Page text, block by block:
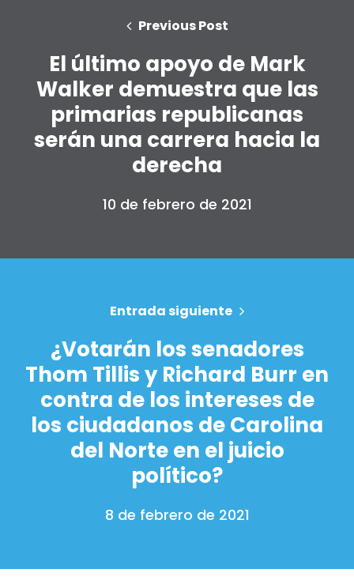
Inicio
Trabaja con nosotros
Pulse
Su fiesta
Acción
Vote
Donar
Previous Post
El último apoyo de Mark
Walker demuestra que las
primarias republicanas
serán una carrera hacia la
derecha
10 de febrero de 2021
Entrada siguiente
¿Votarán los senadores
Thom Tillis y Richard Burr en
contra de los intereses de
los ciudadanos de Carolina
del Norte en el juicio
político?
8 de febrero de 2021